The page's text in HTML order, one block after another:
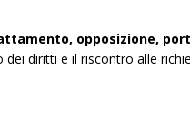
opposizione,
diritti e il riscontro alle